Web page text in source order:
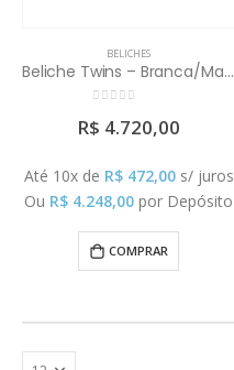
BELICHES
Beliche Twins – Branca/Madeira (Colchão e Escorrega vendido Separadamente)
R$ 4.720,00
Até 10x de R$472,00 s/ juros
Ou R$ 4.248,00 por Depósito
COMPRAR